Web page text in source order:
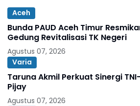
Aceh
Bunda PAUD Aceh Timur
Gedung Revitalisasi TK Negeri
Agustus 07, 2026
Varia
Taruna Akmil Perkuat Sinergi
Pijay
Agustus 07, 2026